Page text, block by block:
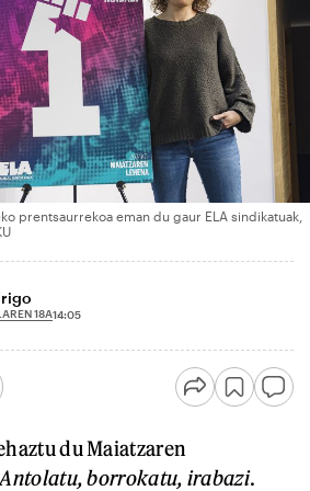
prentsaurrekoa eman du gaur ELA sindikatuak,
18A14:05
du Maiatzaren
Antolatu, borrokatu, irabazi.